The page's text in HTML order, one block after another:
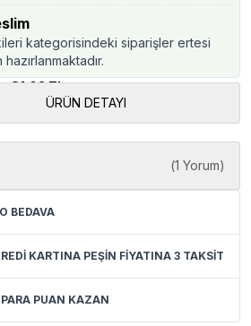
kategorisindeki siparişler ertesi
81.02 TL
ÜRÜN DETAYI
(1 Yorum)
BEDAVA
KARTINA PEŞİN FİYATINA 3 TAKSİT
PUAN KAZAN